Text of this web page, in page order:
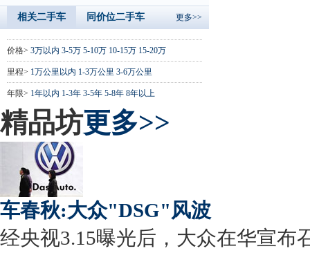
相关二手车 同价位二手车 更多>>
价格> 3万以内 3-5万 5-10万 10-15万 15-20万
里程> 1万公里以内 1-3万公里 3-6万公里
年限> 1年以内 1-3年 3-5年 5-8年 8年以上
精品坊更多>>
车春秋:大众"DSG"风波
经央视3.15曝光后，大众在华宣布